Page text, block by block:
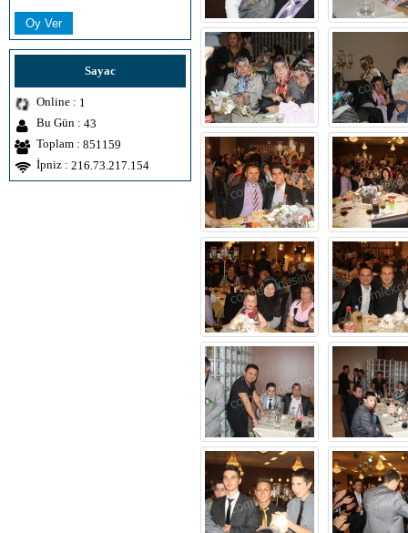
Sayac
Online : 1
Bu Gün : 43
Toplam : 851159
İpniz : 216.73.217.154